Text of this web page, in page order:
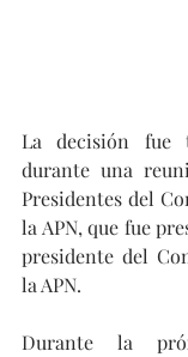
La decisión fue
durante una
Presidentes del
la APN, que fue
presidente del
la APN.
Durante la